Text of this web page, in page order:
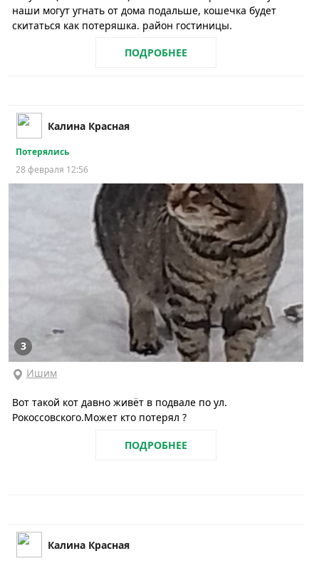
наши могут угнать от дома подальше, кошечка будет
скитаться как потеряшка. район гостиницы.
ПОДРОБНЕЕ
Калина Красная
Потерялись
28 февраля 12:56
3
Ишим
Вот такой кот давно живёт в подвале по ул.
Рокоссовского.Может кто потерял ?
ПОДРОБНЕЕ
Калина Красная